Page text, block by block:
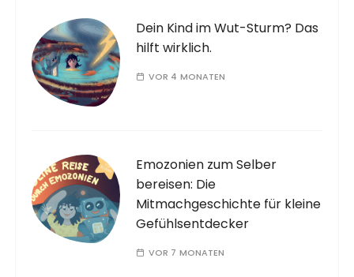
Dein Kind im Wut-Sturm? Das
hilft wirklich.
VOR 4 MONATEN
Emozonien zum Selber
bereisen: Die
Mitmachgeschichte für kleine
Gefühlsentdecker
VOR 7 MONATEN